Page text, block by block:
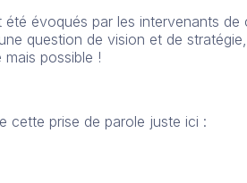
été évoqués par les intervenants
question de vision et de
mais possible !
cette prise de parole juste ici :